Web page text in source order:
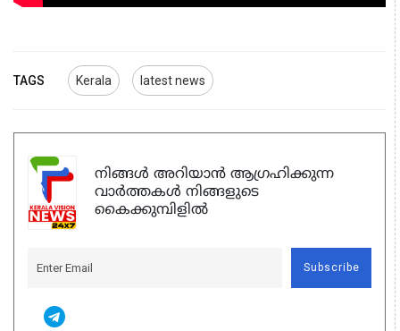
TAGS Kerala latest news
നിങ്ങൾ അറിയാൻ ആഗ്രഹിക്കുന്ന
വാർത്തകൾ നിങ്ങളുടെ
കൈക്കുമ്പിളിൽ
Subscribe